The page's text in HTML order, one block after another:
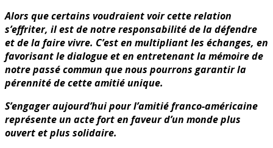
Alors que certains voudraient voir cette relation
s’effriter, il est de notre responsabilité de la défendre
et de la faire vivre. C’est en multipliant les échanges, en
favorisant le dialogue et en entretenant la mémoire de
notre passé commun que nous pourrons garantir la
pérennité de cette amitié unique.
S’engager aujourd’hui pour l’amitié franco-américaine
représente un acte fort en faveur d’un monde plus
ouvert et plus solidaire.